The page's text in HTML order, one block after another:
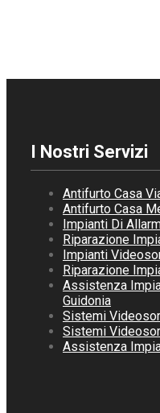
I Nostri Servizi
Antifurto Casa
Antifurto Casa
Impianti Di
Riparazione
Impianti
Riparazione
Assistenza
Guidonia
Sistemi
Sistemi
Assistenza